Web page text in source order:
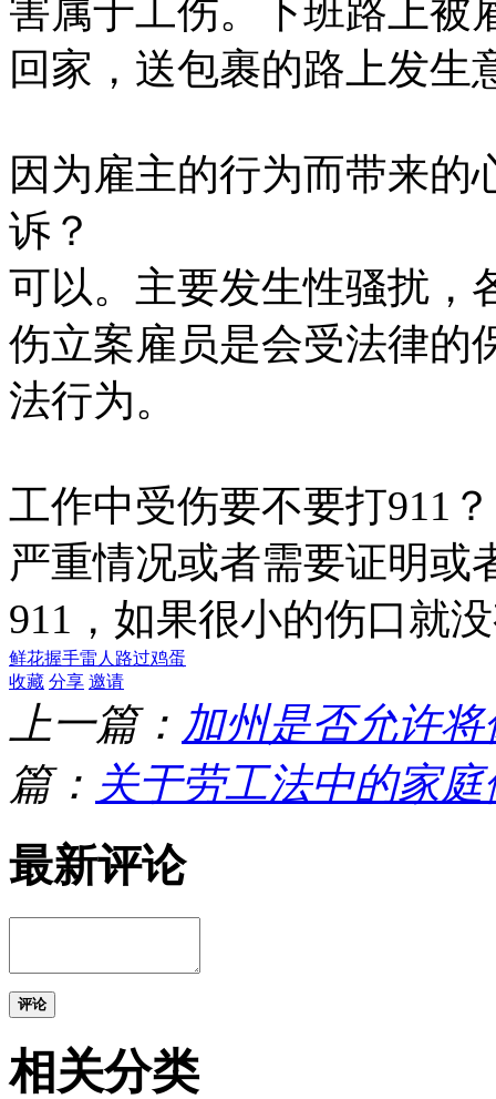
害属于工伤。下班路上被
回家，送包裹的路上发生
因为雇主的行为而带来的
诉？
可以。主要发生性骚扰，
伤立案雇员是会受法律的
法行为。
工作中受伤要不要打911
严重情况或者需要证明或
911，如果很小的伤口就
鲜花握手雷人 路过鸡蛋
收藏 分享 邀请
上一篇： 加州是否允许
篇： 关于劳工法中的家
最新评论
评论
相关分类